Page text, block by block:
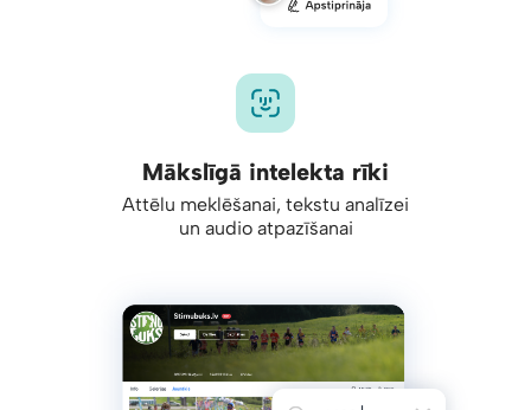
Mākslīgā intelekta rīki
Attēlu meklēšanai, tekstu analīzei
un audio atpazīšanai